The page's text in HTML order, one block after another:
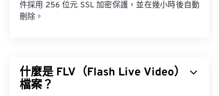
件採用 256 位元 SSL 加密保護，並在幾小時後自動
刪除。
什麼是 FLV（Flash Live Video）
檔案？